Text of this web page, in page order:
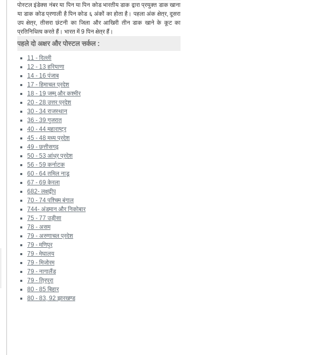
पोस्टल इंडेक्स नंबर या पिन या पिन कोड भारतीय डाक द्वारा प्रयुक्त डाक खाना
या डाक कोड प्रणाली है पिन कोड ६ अंकों का होता है। पहला अंक क्षेत्र, दूसरा
उप क्षेत्र, तीसरा छंटनी का जिला और आखिरी तीन डाक खाने के कूट का
प्रतिनिधित्व करते हैं। भारत में 9 पिन क्षेत्र हैं।
पहले दो अक्षर और पोस्टल सर्कल :
11 - दिल्ली
12 - 13 हरियाणा
14 - 16 पंजाब
17 - हिमाचल प्रदेश
18 - 19 जम्मू और कश्मीर
20 - 28 उत्तर प्रदेश
30 - 34 राजस्थान
36 - 39 गुजरात
40 - 44 महाराष्ट्र
45 - 48 मध्य प्रदेश
49 - छत्तीसगढ़
50 - 53 आंध्र प्रदेश
56 - 59 कर्नाटक
60 - 64 तमिल नाडू
67 - 69 केरला
682- लक्षद्वीप
70 - 74 पश्चिम बंगाल
744- अंडमान और निकोबार
75 - 77 उड़ीसा
78 - असम
79 - अरुणाचल प्रदेश
79 - मणिपुर
79 - मेघालय
79 - मिजोरम
79 - नागालैंड
79 - त्रिपुरा
80 - 85 बिहार
80 - 83, 92 झारखण्ड